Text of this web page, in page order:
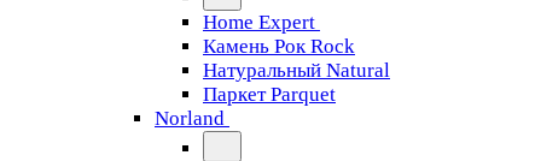
Home Expert
Камень Рок Rock
Натуральный Natural
Паркет Parquet
Norland